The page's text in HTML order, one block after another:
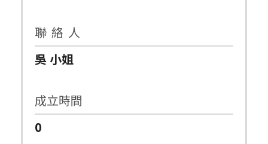
聯 絡 人
吳 小姐
成立時間
0